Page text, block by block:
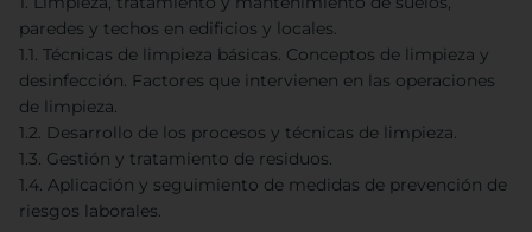
paredes y techos en edificios y locales.
1.1. Técnicas de limpieza básicas. Conceptos de limpieza y
desinfección. Factores que intervienen en las operaciones
de limpieza.
1.2. Desarrollo de los procesos y técnicas de limpieza.
1.3. Gestión y tratamiento de residuos.
1.4. Aplicación y seguimiento de medidas de prevención de
riesgos laborales.